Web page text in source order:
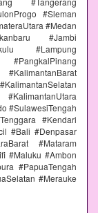
#Sleman
#Medan
#Jambi
#Lampung
#PangkalPinang
#SulawesiTengah
#Kendari
#Bali #Denpasar
#Mataram
#Maluku #Ambon
#PapuaTengah
#Merauke